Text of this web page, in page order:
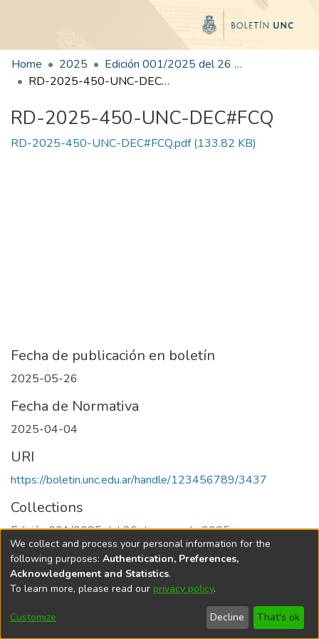
Home 2025
Edición 001/2025 del 26 de mayo de 2025
RD-2025-450-UNC-DEC#FCQ
RD-2025-450-UNC-DEC#FCQ
RD-2025-450-UNC-DEC#FCQ.pdf(133.82 KB)
Fecha de publicación en boletín
2025-05-26
Fecha de Normativa
2025-04-04
URI
https://boletin.unc.edu.ar/handle/123456789/3437
Collections
Edición 001/2025 del 26 de mayo de 2025
Universidad Nacional de Córdoba
We collect and process your personal information for the
following purposes: Authentication, Preferences,
Acknowledgement and Statistics.
To learn more, please read our privacy policy.
Customize Decline That's ok